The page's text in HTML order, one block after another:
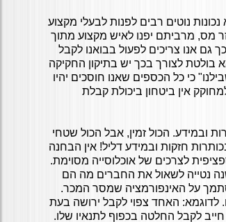
נוטים רבים לפנות לבעלי מקצוע
מס, מרביתם יפנו לאיש מקצוע מתוך
גם אנו צריכים לפעול בבואנו לקבל
בולטת לצורך בכך יש בתיקון החקיקה
"החליט בשבילנו" כי כל הכספים שאנו חוסכים יהיו
אין ביטחון ביכולת קבלת
ובמידע. הכול זמין, אבל הכול שטחי
חזקות ובמידע דליל! אין הבחנה
לצרכים של אוכלוסייה מסוימת.
נטייה לשאול את החברים מה הם
על האינפורמציה שמסר המכר.
לדוגמא: האחד צפוי לקבל ירושה בעת
לקבל החלטה בכפוף לתנאיו שלו.